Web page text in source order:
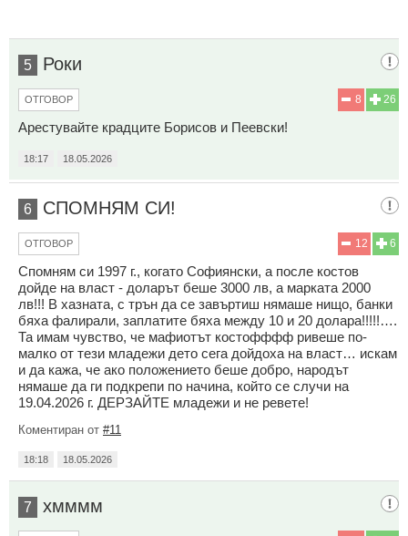
5 Роки
26
8
ОТГОВОР
Арестувайте крадците Борисов и Пеевски!
18:17 18.05.2026
6 СПОМНЯМ СИ!
6
12
ОТГОВОР
Спомням си 1997 г., когато Софиянски, а после костов
дойде на власт - доларът беше 3000 лв, а марката 2000
лв!!! В хазната, с трън да се завъртиш нямаше нищо, банки
бяха фалирали, заплатите бяха между 10 и 20 долара!!!!!….
Та имам чувство, че мафиотът костофффф ривеше по-
малко от тези младежи дето сега дойдоха на власт… искам
и да кажа, че ако положението беше добро, народът
нямаше да ги подкрепи по начина, който се случи на
19.04.2026 г. ДЕРЗАЙТЕ младежи и не ревете!
Коментиран от #11
18:18 18.05.2026
7 хмммм